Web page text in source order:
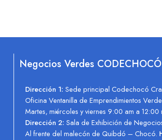
Negocios Verdes CODECHOCÓ
Dirección 1: Sede principal Codechocó
Oficina Ventanilla de Emprendimientos
Martes, miércoles y viernes 9:00 am a
Dirección 2: Sala de Exhibición de
Al frente del malecón de Quibdó – Chocó.